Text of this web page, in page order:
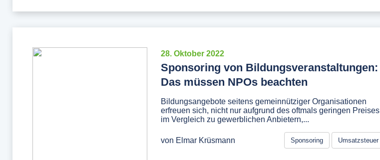
28. Oktober 2022
Sponsoring von Bildungsveranstaltungen:
Das müssen NPOs beachten
Bildungsangebote seitens gemeinnütziger Organisationen
erfreuen sich, nicht nur aufgrund des oftmals geringen Preises
im Vergleich zu gewerblichen Anbietern,...
von Elmar Krüsmann Sponsoring Umsatzsteuer